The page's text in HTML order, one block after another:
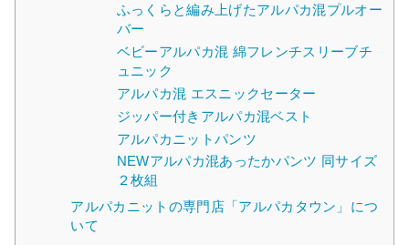
ふっくらと編み上げたアルパカ混プルオー
バー
ベビーアルパカ混 綿フレンチスリーブチ
ュニック
アルパカ混 エスニックセーター
ジッパー付きアルパカ混ベスト
アルパカニットパンツ
NEWアルパカ混あったかパンツ 同サイズ
２枚組
アルパカニットの専門店「アルパカタウン」につ
いて